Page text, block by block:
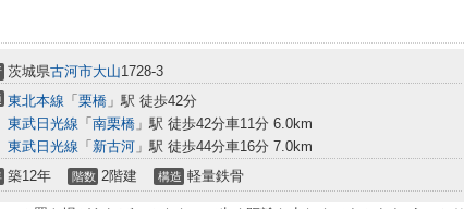
茨城県古河市大山1728-3
東北本線 「 栗橋 」駅 徒歩42分
東武日光線 「 南栗橋 」駅 徒歩42分車11分 6.0km
東武日光線 「 新古河 」駅 徒歩44分車16分 7.0km
築12年 階数 2階建 構造 軽量鉄骨